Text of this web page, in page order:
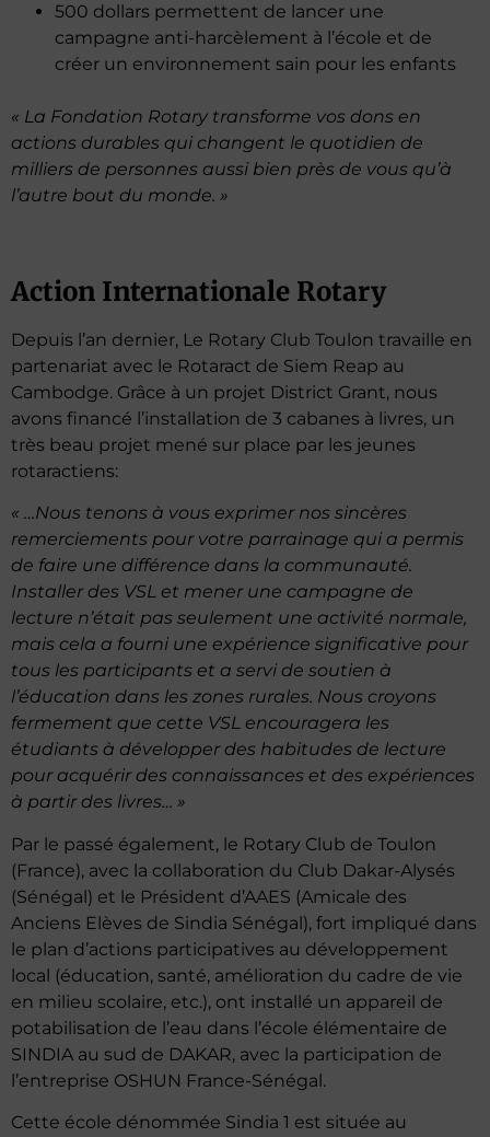
500 dollars permettent de lancer une
campagne anti-harcèlement à l’école et de
créer un environnement sain pour les enfants
« La Fondation Rotary transforme vos dons en
actions durables qui changent le quotidien de
milliers de personnes aussi bien près de vous qu’à
l’autre bout du monde. »
Action Internationale Rotary
Depuis l’an dernier, Le Rotary Club Toulon travaille en
partenariat avec le Rotaract de Siem Reap au
Cambodge. Grâce à un projet District Grant, nous
avons financé l’installation de 3 cabanes à livres, un
très beau projet mené sur place par les jeunes
rotaractiens:
« …Nous tenons à vous exprimer nos sincères
remerciements pour votre parrainage qui a permis
de faire une différence dans la communauté.
Installer des VSL et mener une campagne de
lecture n’était pas seulement une activité normale,
mais cela a fourni une expérience significative pour
tous les participants et a servi de soutien à
l’éducation dans les zones rurales. Nous croyons
fermement que cette VSL encouragera les
étudiants à développer des habitudes de lecture
pour acquérir des connaissances et des expériences
à partir des livres… »
Par le passé également, le Rotary Club de Toulon
(France), avec la collaboration du Club Dakar-Alysés
(Sénégal) et le Président d’AAES (Amicale des
Anciens Elèves de Sindia Sénégal), fort impliqué dans
le plan d’actions participatives au développement
local (éducation, santé, amélioration du cadre de vie
en milieu scolaire, etc.), ont installé un appareil de
potabilisation de l’eau dans l’école élémentaire de
SINDIA au sud de DAKAR, avec la participation de
l’entreprise OSHUN France-Sénégal.
Cette école dénommée Sindia 1 est située au